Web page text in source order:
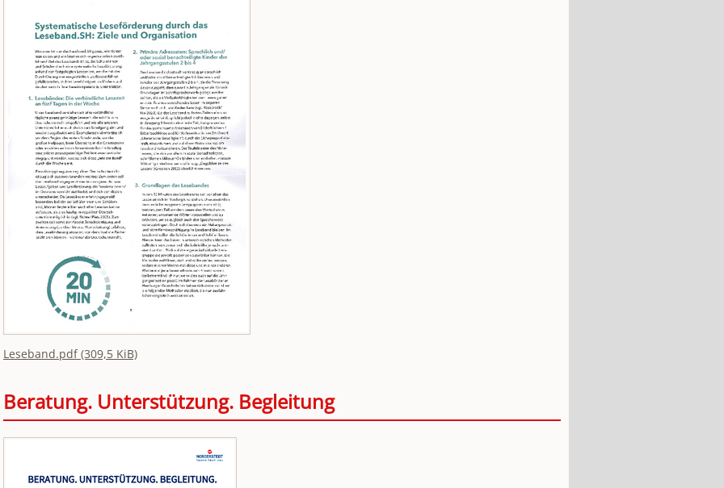
Leseband.pdf(309,5 KiB)
Beratung. Unterstützung. Begleitung